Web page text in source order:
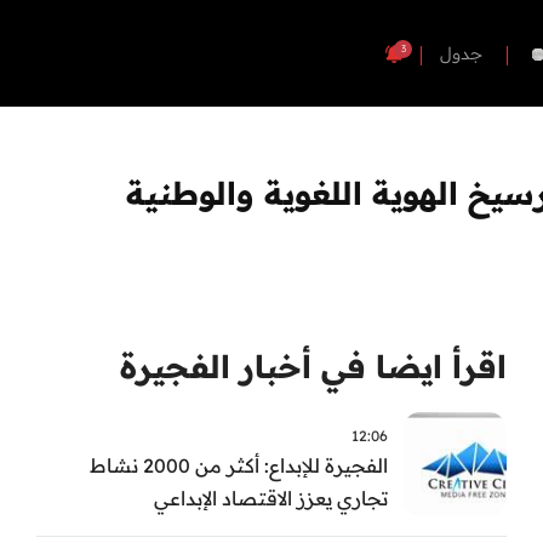
جدول 3
الهوية اللغوية والوطنية
اقرأ ايضا في أخبار الفجيرة
12:06
الفجيرة للإبداع: أكثر من 2000 نشاط
تجاري يعزز الاقتصاد الإبداعي